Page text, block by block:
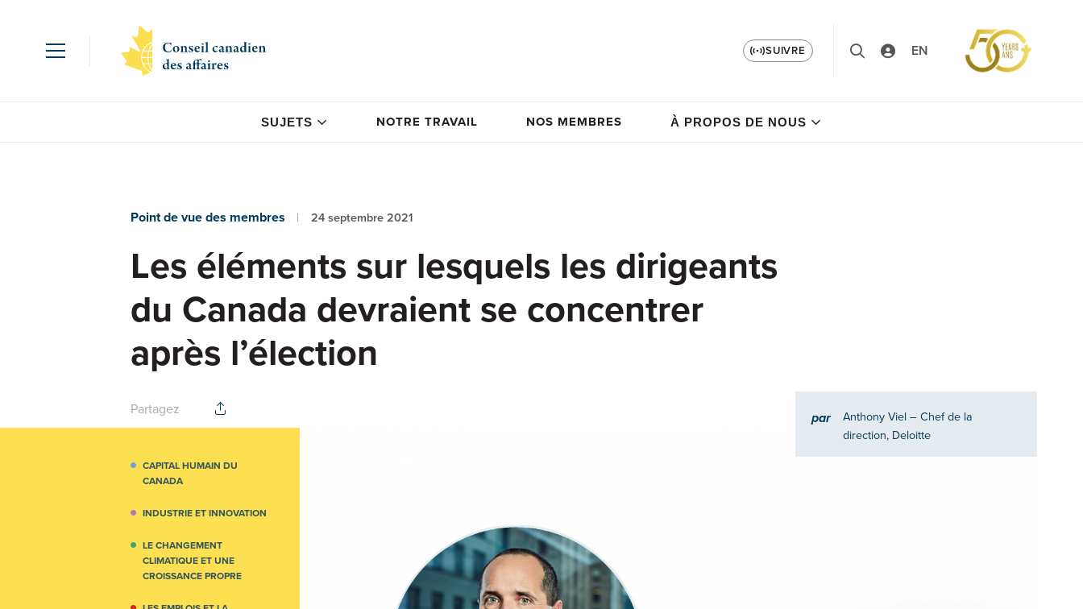
SUIVRE EN
SUJETS NOTRE TRAVAIL NOS MEMBRES À PROPOS DE NOUS
Point de vue des membres 24 septembre 2021
Les éléments sur lesquels les dirigeants
du Canada devraient se concentrer
après l’élection
Partagez par Anthony Viel– Chef de la
direction, Deloitte
CAPITAL HUMAIN DU
CANADA
INDUSTRIE ET INNOVATION
LE CHANGEMENT
CLIMATIQUE ET UNE
CROISSANCE PROPRE